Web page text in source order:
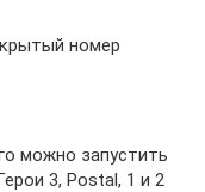
номер
можно запустить
3, Postal, 1 и 2